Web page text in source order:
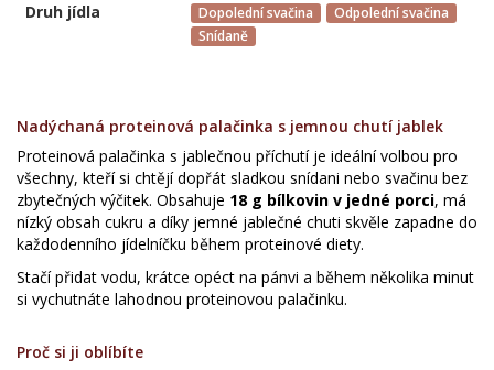
Druh jídla Dopolední svačina
Odpolední svačina
Snídaně
Nadýchaná proteinová palačinka s jemnou chutí jablek
Proteinová palačinka s jablečnou příchutí je ideální volbou pro
všechny, kteří si chtějí dopřát sladkou snídani nebo svačinu bez
zbytečných výčitek. Obsahuje 18 g bílkovin v jedné porci, má
nízký obsah cukru a díky jemné jablečné chuti skvěle zapadne do
každodenního jídelníčku během proteinové diety.
Stačí přidat vodu, krátce opéct na pánvi a během několika minut
si vychutnáte lahodnou proteinovou palačinku.
Proč si ji oblíbíte